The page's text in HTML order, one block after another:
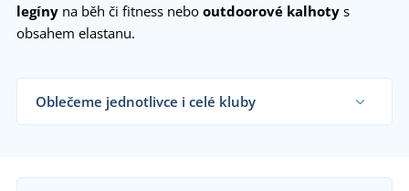
legíny na běh či fitness nebo outdoorové kalhoty s
obsahem elastanu.
Oblečeme jednotlivce i celé kluby